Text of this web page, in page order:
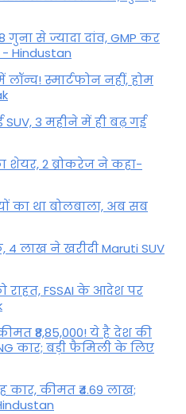
से ज्यादा दांव, GMP कर
- Hindustan
लॉन्च! स्मार्टफोन नहीं, होम
3 महीने में ही बढ़ गई
शेयर, 2 ब्रोकरेज ने कहा-
था बोलबाला, अब सब
लाख ने खरीदी Maruti SUV
राहत, FSSAI के आदेश पर
₹8,85,000! ये है देश की
कार; बड़ी फैमिली के लिए
कार, कीमत ₹4.69 लाख;